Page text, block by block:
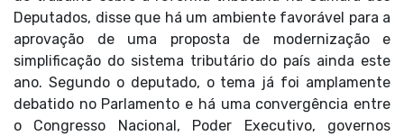
Deputados, disse que há um ambiente favorável para a
aprovação de uma proposta de modernização e
simplificação do sistema tributário do país ainda este
ano. Segundo o deputado, o tema já foi amplamente
debatido no Parlamento e há uma convergência entre
o Congresso Nacional, Poder Executivo, governos